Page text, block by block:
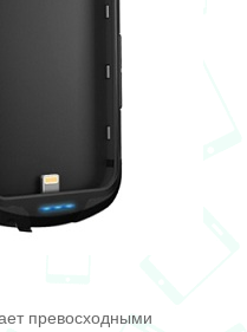
превосходными